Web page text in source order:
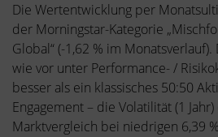
Die Wertentwicklung per
der Morningstar-Kategorie
Global“ (-1,62 % im
wie vor unter Performance- /
besser als ein klassisches 50:50
Engagement – die Volatilität (1
Marktvergleich bei niedrigen 6,39